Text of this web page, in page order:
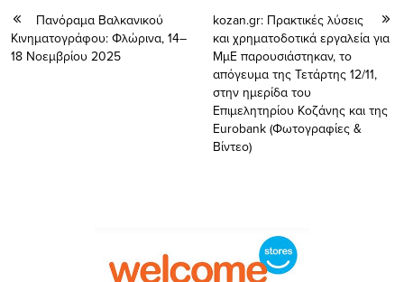
Πανόραμα Βαλκανικού
Κινηματογράφου: Φλώρινα, 14–
18 Νοεμβρίου 2025
kozan.gr: Πρακτικές λύσεις
και χρηματοδοτικά εργαλεία για
ΜμΕ παρουσιάστηκαν, το
απόγευμα της Τετάρτης 12/11,
στην ημερίδα του
Επιμελητηρίου Κοζάνης και της
Eurobank (Φωτογραφίες &
Βίντεο)